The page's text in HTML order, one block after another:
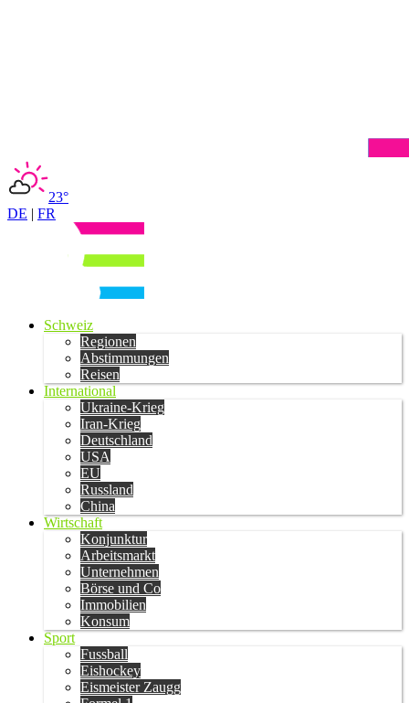
23°
DE | FR
Schweiz
Regionen
Abstimmungen
Reisen
International
Ukraine-Krieg
Iran-Krieg
Deutschland
USA
EU
Russland
China
Wirtschaft
Konjunktur
Arbeitsmarkt
Unternehmen
Börse und Co
Immobilien
Konsum
Sport
Fussball
Eishockey
Eismeister Zaugg